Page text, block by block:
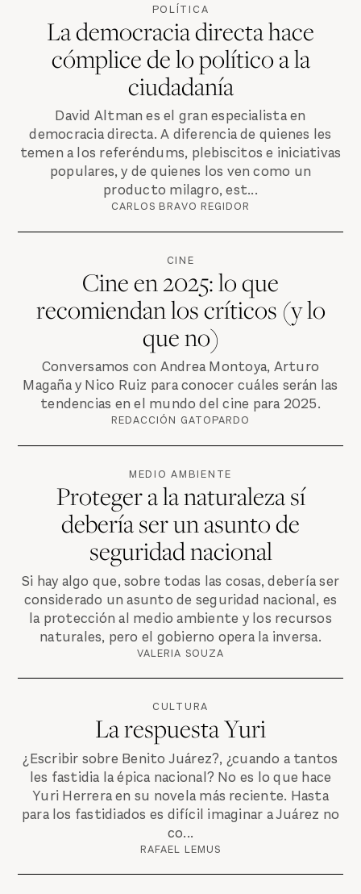
POLÍTICA
La democracia directa hace
cómplice de lo político a la
ciudadanía
David Altman es el gran especialista en
democracia directa. A diferencia de quienes les
temen a los referéndums, plebiscitos e iniciativas
populares, y de quienes los ven como un
producto milagro, est...
CARLOS BRAVO REGIDOR
CINE
Cine en 2025: lo que
recomiendan los críticos (y lo
que no)
Conversamos con Andrea Montoya, Arturo
Magaña y Nico Ruiz para conocer cuáles serán las
tendencias en el mundo del cine para 2025.
REDACCIÓN GATOPARDO
MEDIO AMBIENTE
Proteger a la naturaleza sí
debería ser un asunto de
seguridad nacional
Si hay algo que, sobre todas las cosas, debería ser
considerado un asunto de seguridad nacional, es
la protección al medio ambiente y los recursos
naturales, pero el gobierno opera la inversa.
VALERIA SOUZA
CULTURA
La respuesta Yuri
¿Escribir sobre Benito Juárez?, ¿cuando a tantos
les fastidia la épica nacional? No es lo que hace
Yuri Herrera en su novela más reciente. Hasta
para los fastidiados es difícil imaginar a Juárez no
co...
RAFAEL LEMUS